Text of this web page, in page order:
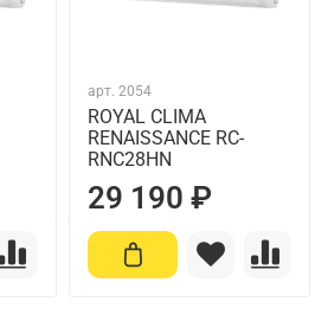
арт. 2054
ROYAL CLIMA
RENAISSANCE RC-
RNС28HN
29 190 ₽